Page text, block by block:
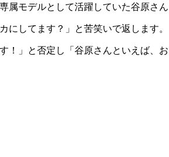
属モデルとして活躍していた谷原さん
にしてます？」と苦笑いで返します。
！」と否定し「谷原さんといえば、